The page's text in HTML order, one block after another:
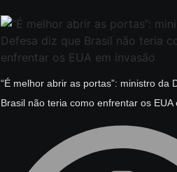
“É melhor abrir as portas”: ministro da
Brasil não teria como enfrentar os EUA